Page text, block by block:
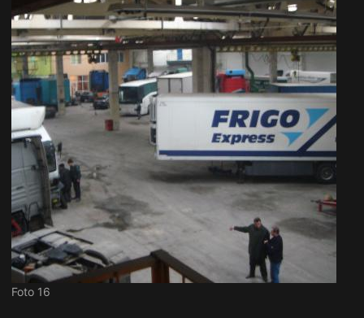
Foto 16